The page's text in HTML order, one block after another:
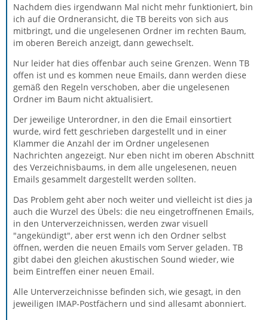
Nachdem dies irgendwann Mal nicht mehr funktioniert, bin
ich auf die Ordneransicht, die TB bereits von sich aus
mitbringt, und die ungelesenen Ordner im rechten Baum,
im oberen Bereich anzeigt, dann gewechselt.
Nur leider hat dies offenbar auch seine Grenzen. Wenn TB
offen ist und es kommen neue Emails, dann werden diese
gemäß den Regeln verschoben, aber die ungelesenen
Ordner im Baum nicht aktualisiert.
Der jeweilige Unterordner, in den die Email einsortiert
wurde, wird fett geschrieben dargestellt und in einer
Klammer die Anzahl der im Ordner ungelesenen
Nachrichten angezeigt. Nur eben nicht im oberen Abschnitt
des Verzeichnisbaums, in dem alle ungelesenen, neuen
Emails gesammelt dargestellt werden sollten.
Das Problem geht aber noch weiter und vielleicht ist dies ja
auch die Wurzel des Übels: die neu eingetroffnenen Emails,
in den Unterverzeichnissen, werden zwar visuell
"angekündigt", aber erst wenn ich den Ordner selbst
öffnen, werden die neuen Emails vom Server geladen. TB
gibt dabei den gleichen akustischen Sound wieder, wie
beim Eintreffen einer neuen Email.
Alle Unterverzeichnisse befinden sich, wie gesagt, in den
jeweiligen IMAP-Postfächern und sind allesamt abonniert.